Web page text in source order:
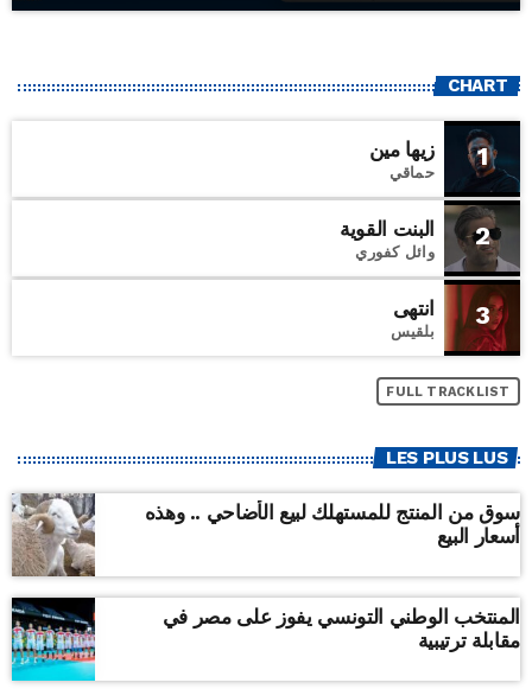
CHART
1 زيها مين
حماقي
2 البنت القوية
وائل كفوري
3 انتهى
بلقيس
FULL TRACKLIST
LES PLUS LUS
سوق من المنتج للمستهلك لبيع الأضاحي .. وهذه
أسعار البيع
المنتخب الوطني التونسي يفوز على مصر في
مقابلة ترتيبية